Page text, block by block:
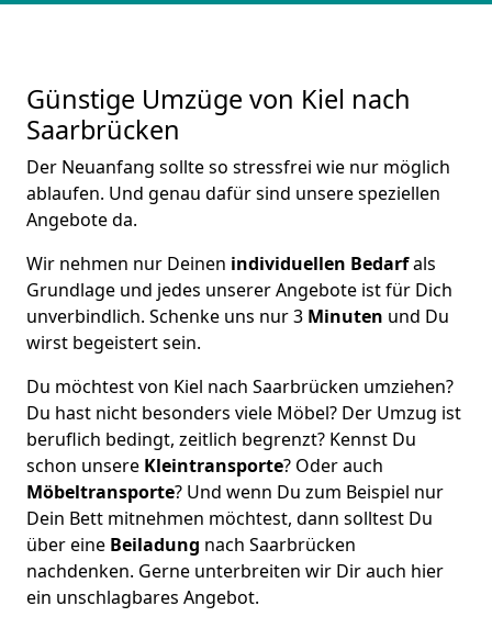
Günstige Umzüge von Kiel nach
Saarbrücken
Der Neuanfang sollte so stressfrei wie nur möglich
ablaufen. Und genau dafür sind unsere speziellen
Angebote da.
Wir nehmen nur Deinen individuellen Bedarfals
Grundlage und jedes unserer Angebote ist für Dich
unverbindlich. Schenke uns nur 3 Minuten und Du
wirst begeistert sein.
Du möchtest von Kiel nach Saarbrücken umziehen?
Du hast nicht besonders viele Möbel? Der Umzug ist
beruflich bedingt, zeitlich begrenzt? Kennst Du
schon unsere Kleintransporte? Oder auch
Möbeltransporte? Und wenn Du zum Beispiel nur
Dein Bett mitnehmen möchtest, dann solltest Du
über eine Beiladung nach Saarbrücken
nachdenken. Gerne unterbreiten wir Dir auch hier
ein unschlagbares Angebot.